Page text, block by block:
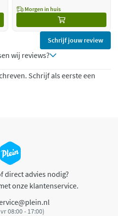
Morgen in huis
Schrijf jouw review
wij reviews?
Schrijf als eerste een
direct advies nodig?
onze klantenservice.
08:00 - 17:00)